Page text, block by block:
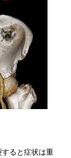
ると症状は重